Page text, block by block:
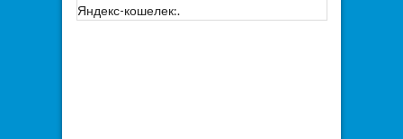
Яндекс-кошелек:.